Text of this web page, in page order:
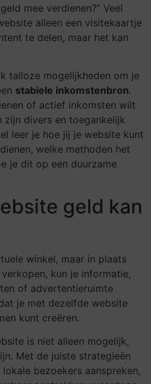
mee verdienen?” Veel
alleen een visitekaartje
te delen, maar het kan
talloze mogelijkheden om je
stabiele inkomstenbron.
of actief inkomsten wilt
zijn divers en toegankelijk
leer je hoe jij je website kunt
welke methoden het
je dit op een duurzame
geld kan
winkel, maar in plaats
kun je informatie,
of advertentieruimte
je met dezelfde website
kunt creëren.
is niet alleen mogelijk,
Met de juiste strategieën
bezoekers aanspreken,